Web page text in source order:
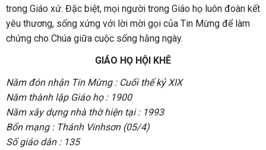
trong Giáo xứ. Đặc biệt, mọi người trong Giáo họ luôn đoàn kết
yêu thương, sống xứng với lời mời gọi của Tin Mừng để làm
chứng cho Chúa giữa cuộc sống hằng ngày.
GIÁO HỌ HỘI KHÊ
Năm đón nhận Tin Mừng : Cuối thế kỷ XIX
Năm thành lập Giáo họ : 1900
Năm xây dựng nhà thờ hiện tại : 1993
Bổn mạng : Thánh Vinhsơn (05/4)
Số giáo dân : 135